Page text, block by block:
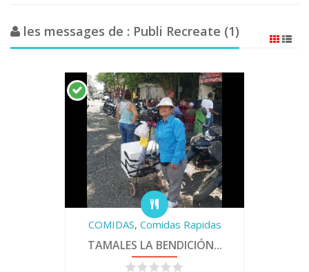
les messages de : Publi Recreate (1)
COMIDAS, Comidas Rapidas
TAMALES LA BENDICIÓN...